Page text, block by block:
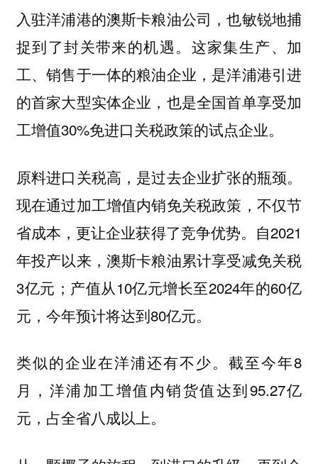
入驻洋浦港的澳斯卡粮油公司，也敏锐地捕
捉到了封关带来的机遇。这家集生产、加
工、销售于一体的粮油企业，是洋浦港引进
的首家大型实体企业，也是全国首单享受加
工增值30%免进口关税政策的试点企业。
原料进口关税高，是过去企业扩张的瓶颈。
现在通过加工增值内销免关税政策，不仅节
省成本，更让企业获得了竞争优势。自2021
年投产以来，澳斯卡粮油累计享受减免关税
3亿元；产值从10亿元增长至2024年的60亿
元，今年预计将达到80亿元。
类似的企业在洋浦还有不少。截至今年8
月，洋浦加工增值内销货值达到95.27亿
元，占全省八成以上。